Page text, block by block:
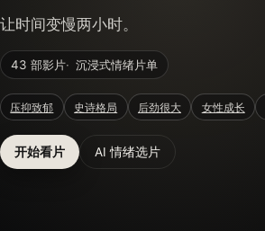
让时间变慢两小时。
43 部影片 沉浸式情绪片单
压抑致郁 史诗格局 后劲很大 女性成长
开始看片 AI 情绪选片